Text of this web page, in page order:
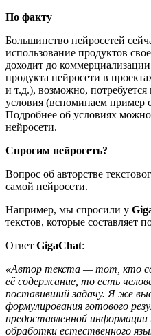
По факту
Большинство нейросетей
использование продуктов
доходит до
продукта нейросети в
и т.д.), возможно,
условия (вспоминаем пример
Подробнее об условиях
нейросети.
Спросим нейросеть?
Вопрос об авторстве
самой нейросети.
Например, мы спросили у
текстов, которые составляет
Ответ GigaChat:
«Автор текста — тот, кто
её содержание, то есть
поставивший задачу. Я же
формулирования готового
предоставленной
обработки естественного